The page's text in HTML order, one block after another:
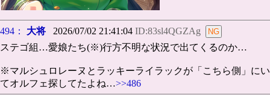
494： 大将 2026/07/02 21:41:04 ID:83sl4QGZAg
ステゴ組…愛娘たち(※)行方不明な状況で出てくるのか…
※マルシュロレーヌとラッキーライラックが「こちら側」にい
てオルフェ探してたよね…>>486